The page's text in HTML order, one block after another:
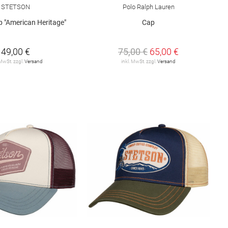
STETSON
"American Heritage"
49,00 €
zzgl.Versand
Polo Ralph Lauren
Cap
75,00 € 65,00 €
inkl. MwSt. zzgl.Versand